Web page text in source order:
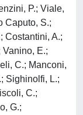
P.; Viale,
Caputo, S.;
Costantini, A.;
Vanino, E.;
C.; Manconi,
Sighinolfi, L.;
C.;
G.;